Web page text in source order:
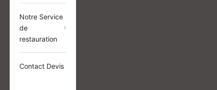
Notre Service
de
restauration
Contact Devis